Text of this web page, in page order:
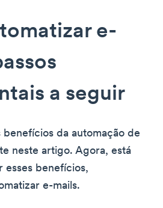
e-
a seguir
da automação de
neste artigo. Agora, está
esses benefícios,
e-mails.